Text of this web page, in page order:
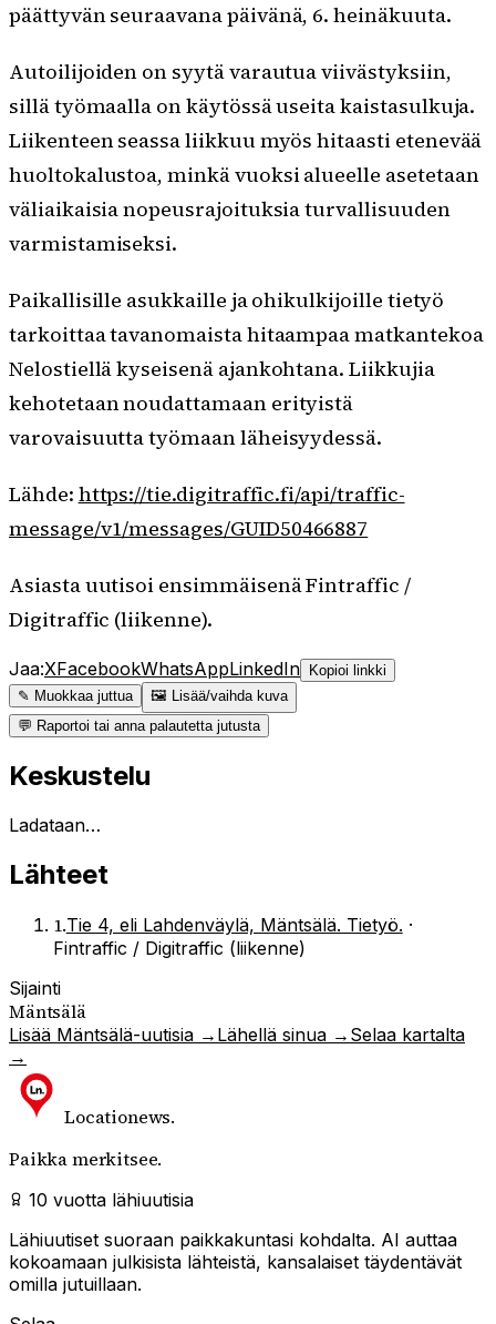
päättyvän seuraavana päivänä, 6. heinäkuuta.
Autoilijoiden on syytä varautua viivästyksiin,
sillä työmaalla on käytössä useita kaistasulkuja.
Liikenteen seassa liikkuu myös hitaasti etenevää
huoltokalustoa, minkä vuoksi alueelle asetetaan
väliaikaisia nopeusrajoituksia turvallisuuden
varmistamiseksi.
Paikallisille asukkaille ja ohikulkijoille tietyö
tarkoittaa tavanomaista hitaampaa matkantekoa
Nelostiellä kyseisenä ajankohtana. Liikkujia
kehotetaan noudattamaan erityistä
varovaisuutta työmaan läheisyydessä.
Lähde: https://tie.digitraffic.fi/api/traffic-
message/v1/messages/GUID50466887
Asiasta uutisoi ensimmäisenä Fintraffic /
Digitraffic (liikenne).
Jaa:XFacebookWhatsAppLinkedIn
Kopioi linkki
✎ Muokkaa juttua
🖼 Lisää/vaihda kuva
💬 Raportoi tai anna palautetta jutusta
Keskustelu
Ladataan…
Lähteet
1.Tie 4, eli Lahdenväylä, Mäntsälä. Tietyö. ·
Fintraffic / Digitraffic (liikenne)
Sijainti
Mäntsälä
Lisää Mäntsälä-uutisia → Lähellä sinua → Selaa kartalta
→
Locationews.
Paikka merkitsee.
10 vuotta lähiuutisia
Lähiuutiset suoraan paikkakuntasi kohdalta. AI auttaa
kokoamaan julkisista lähteistä, kansalaiset täydentävät
omilla jutuillaan.